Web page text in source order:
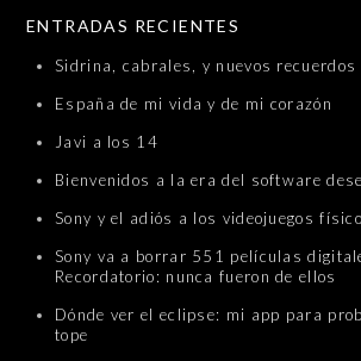
ENTRADAS RECIENTES
Sidrina, cabrales, y nuevos recuerdos
España de mi vida y de mi corazón
Javi a los 14
Bienvenidos a la era del software
Sony y el adiós a los videojuegos
Sony va a borrar 551 películas
Recordatorio: nunca fueron de ellos
Dónde ver el eclipse: mi app para
tope